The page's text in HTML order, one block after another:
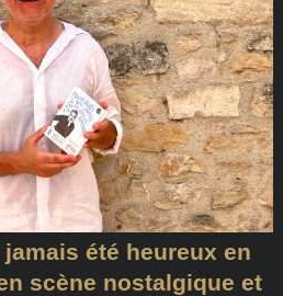
jamais été heureux en
scène nostalgique et